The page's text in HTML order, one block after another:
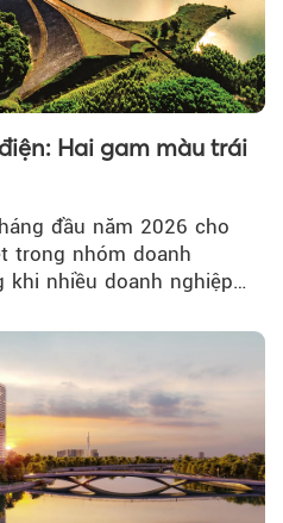
Hai gam màu trái
đầu năm 2026 cho
trong nhóm doanh
khi nhiều doanh nghiệp